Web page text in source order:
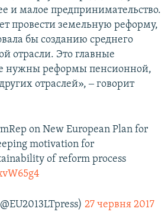
и малое предпринимательство.
провести земельную реформу,
бы созданию среднего
отрасли. Это главные
нужны реформы пенсионной,
отраслей», ‒ говорит
on New European Plan for
motivation for
of reform process
27 червня 2017